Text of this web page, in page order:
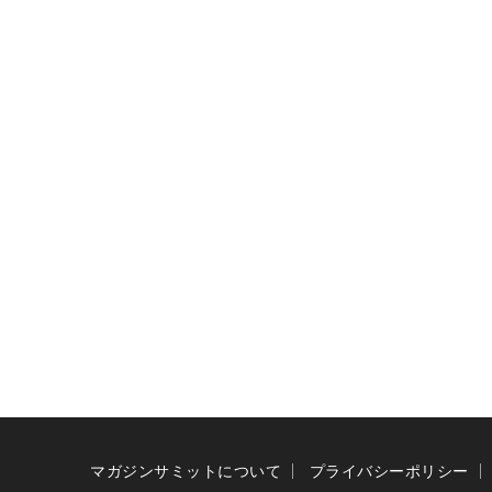
マガジンサミットについて プライバシーポリシー